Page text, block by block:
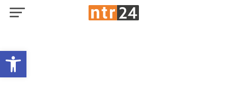
Open toolbar